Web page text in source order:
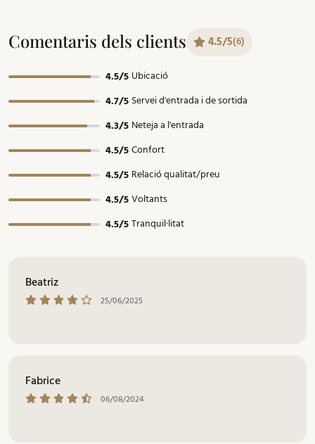
Comentaris dels clients 4.5/5(6)
4.5/5 Ubicació
4.7/5 Servei d'entrada i de sortida
4.3/5 Neteja a l'entrada
4.5/5Confort
4.5/5 Relació qualitat/preu
4.5/5Voltants
4.5/5Tranquil·litat
Beatriz
25/06/2025
Fabrice
06/08/2024